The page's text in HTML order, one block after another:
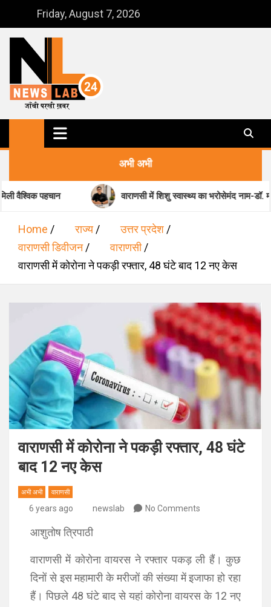
content
Friday, August 7, 2026
NewsLab24
जाँची परखी ख़बर
अभी अभी
वाराणसी में शिशु स्वास्थ्य का भरोसेमंद नाम-डॉ. मधुकर पांडेय
Home राज्य
उत्तर प्रदेश
वाराणसी डिवीजन
वाराणसी
वाराणसी में कोरोना ने पकड़ी रफ्तार, 48 घंटे बाद 12 नए केस
वाराणसी में कोरोना ने पकड़ी रफ्तार, 48 घंटे
बाद 12 नए केस
अभी अभी वाराणसी
6 years ago newslab No Comments
आशुतोष त्रिपाठी
वाराणसी में कोरोना वायरस ने रफ्तार पकड़ ली हैं। कुछ
दिनों से इस महामारी के मरीजों की संख्या में इजाफा हो रहा
हैं। पिछले 48 घंटे बाद से यहां कोरोना वायरस के 12 नए